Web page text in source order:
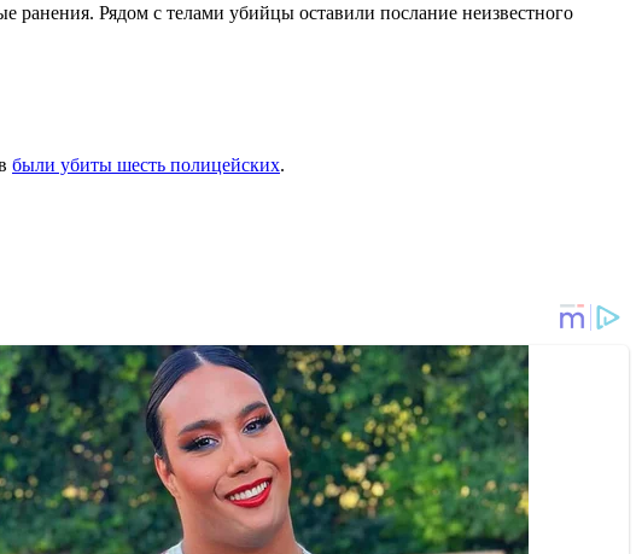
ранения. Рядом с телами убийцы оставили послание неизвестного
были убиты шесть полицейских.